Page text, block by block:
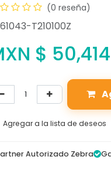
(0 reseña)
T210100Z
$
Agregar a la lista de deseos
Autorizado Zebra